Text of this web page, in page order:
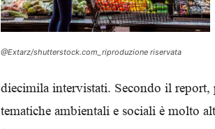
@Extarz/shutterstock.com_riproduzione riservata
diecimila intervistati. Secondo il
tematiche ambientali e sociali è molto